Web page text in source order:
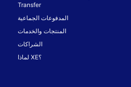
Transfer
المدفوعات الجماعية
المنتجات والخدمات
الشراكات
لماذا XE؟